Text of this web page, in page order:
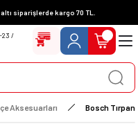
siparişlerde kargo 70 TL.
Aksesuarları Bosch Tırpan